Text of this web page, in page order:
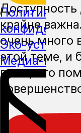
Политика
Эко-
Медиа-кит
Доступность
крайне
очень много
этой теме, и
всем, кто